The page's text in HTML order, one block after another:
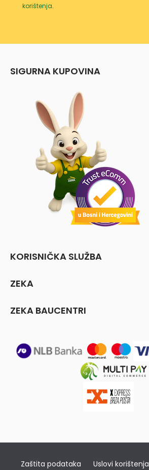
korištenja.
SIGURNA KUPOVINA
KORISNIČKA SLUŽBA
ZEKA
ZEKA BAUCENTRI
Zaštita podataka Uslovi korištenja